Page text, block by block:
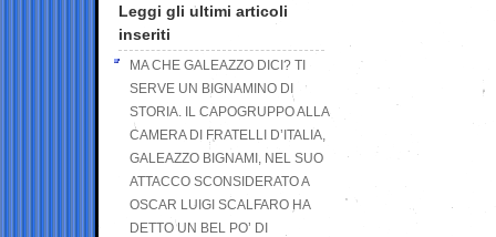
Leggi gli ultimi articoli
inseriti
MA CHE GALEAZZO DICI? TI
SERVE UN BIGNAMINO DI
STORIA. IL CAPOGRUPPO ALLA
CAMERA DI FRATELLI D’ITALIA,
GALEAZZO BIGNAMI, NEL SUO
ATTACCO SCONSIDERATO A
OSCAR LUIGI SCALFARO HA
DETTO UN BEL PO’ DI